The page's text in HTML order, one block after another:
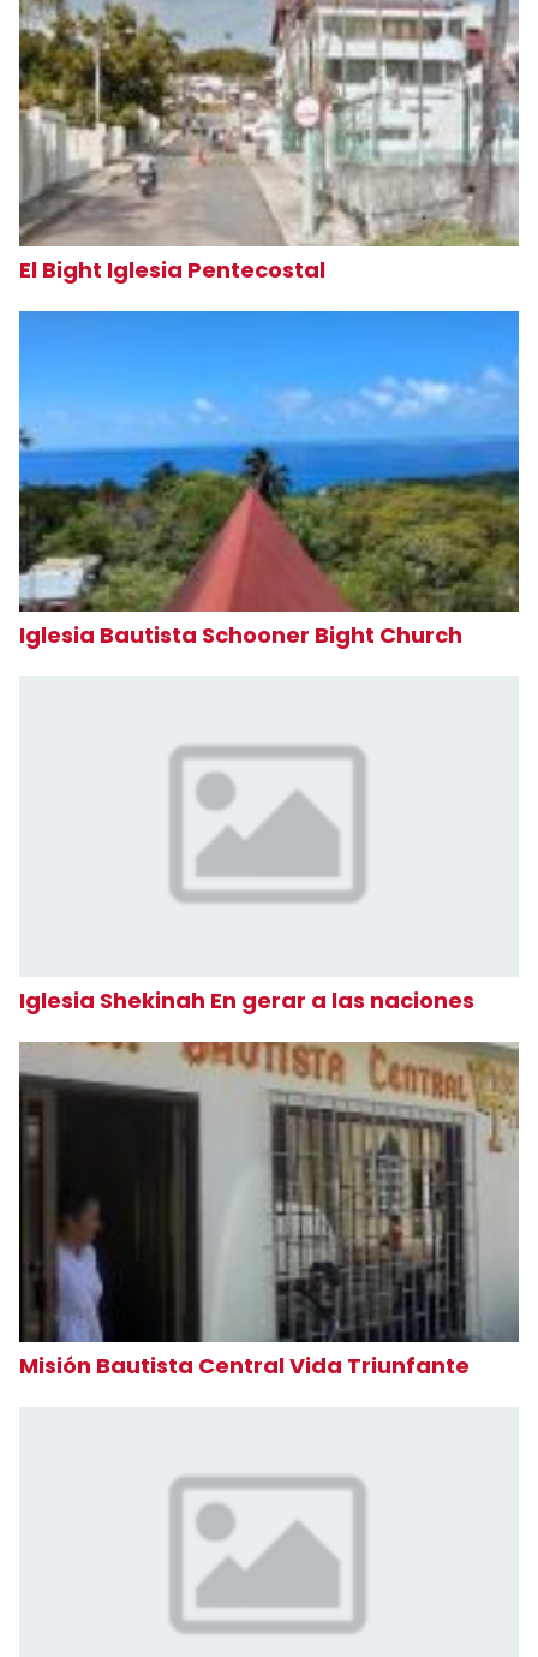
El Bight Iglesia Pentecostal
Iglesia Bautista Schooner Bight Church
Iglesia Shekinah En gerar a las naciones
Misión Bautista Central Vida Triunfante